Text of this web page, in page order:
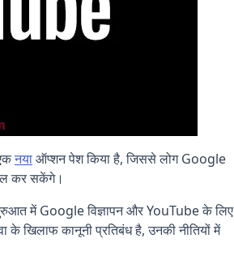
नयाऑप्शन पेश किया है, जिससे लोग Google
कर सकेंगे।
में Google विज्ञापन और YouTube के लिए
के खिलाफ कानूनी प्रतिबंध है, उनकी नीतियों में